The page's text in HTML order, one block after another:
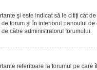
şi este indicat să le citiţi cât
forum şi în interiorul panoului
către administratorul forumului.
referitoare la forumul pe care